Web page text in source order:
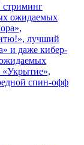
стриминг
ожидаемых
лучший
и даже кибер-
«Укрытие»,
спин-офф